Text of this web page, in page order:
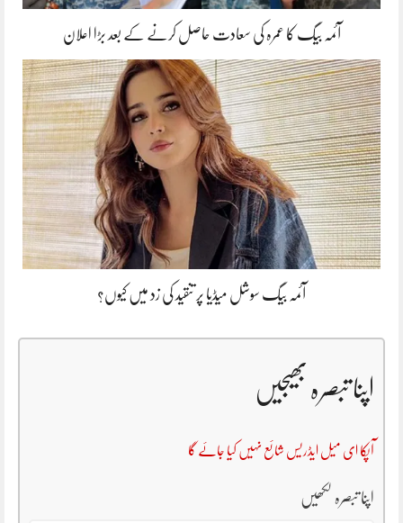
آئمہ بیگ کا عمرہ کی سعادت حاصل کرنے کے بعد بڑا اعلان
آئمہ بیگ سوشل میڈیا پر تنقید کی زد میں کیوں؟
اپنا تبصرہ بھیجیں
آپکا ای میل ایڈریس شائع نہیں کیا جائے گا
اپنا تبصرہ لکھیں